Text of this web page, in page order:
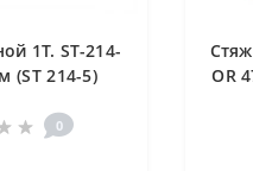
1Т. ST-214-
(ST 214-5)
0
OR